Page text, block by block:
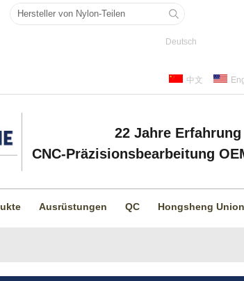
Deutsch
中文
22 Jahre Erfahrung
CNC-Präzisionsbearbeitung
Ausrüstungen QC Hongsheng Union